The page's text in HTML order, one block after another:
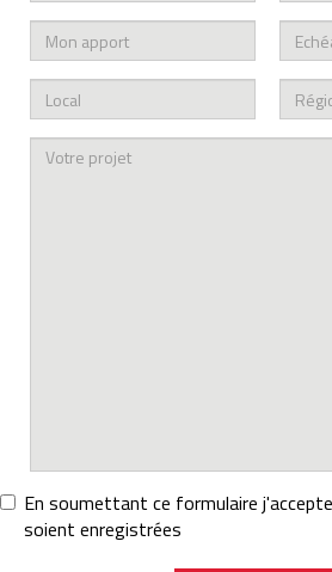
téléphone
de
mon
apport
du
projet
local
projet
En soumettant ce formulaire
soient enregistrées